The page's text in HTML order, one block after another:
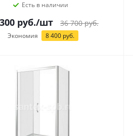
Есть в наличии
руб./шт 36 700руб.
Экономия 8 400руб.